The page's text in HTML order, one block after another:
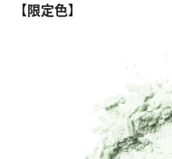
【限定色】